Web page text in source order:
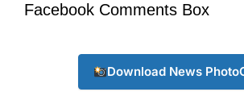
Facebook Comments Box
Download News